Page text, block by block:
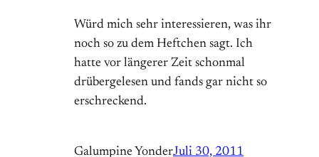
Würd mich sehr interessieren, was ihr
noch so zu dem Heftchen sagt. Ich
hatte vor längerer Zeit schonmal
drübergelesen und fands gar nicht so
erschreckend.
Galumpine YonderJuli 30, 2011